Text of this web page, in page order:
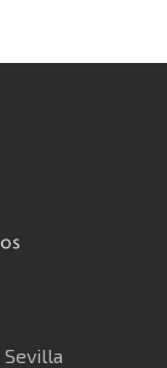
Sevilla